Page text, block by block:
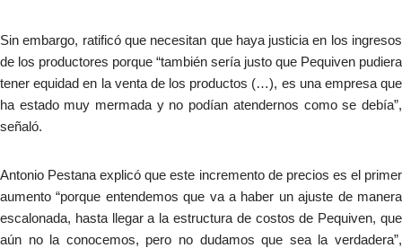
Sin embargo, ratificó que necesitan que haya justicia en los ingresos
de los productores porque “también sería justo que Pequiven pudiera
tener equidad en la venta de los productos (…), es una empresa que
ha estado muy mermada y no podían atendernos como se debía”,
señaló.
Antonio Pestana explicó que este incremento de precios es el primer
aumento “porque entendemos que va a haber un ajuste de manera
escalonada, hasta llegar a la estructura de costos de Pequiven, que
aún no la conocemos, pero no dudamos que sea la verdadera”,